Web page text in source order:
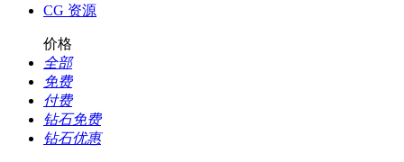
CG 资源
价格
全部
免费
付费
钻石免费
钻石优惠